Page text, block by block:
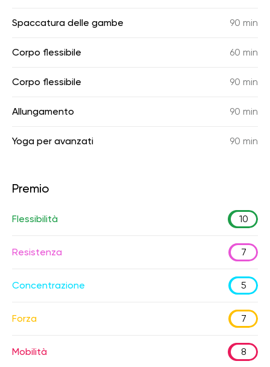
Spaccatura delle gambe 90 min
Corpo flessibile 60 min
Corpo flessibile 90 min
Allungamento 90 min
Yoga per avanzati 90 min
Premio
Flessibilità 10
Resistenza 7
Concentrazione 5
Forza 7
Mobilità 8